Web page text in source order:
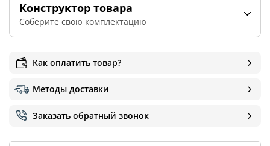
Конструктор товара
Соберите свою комплектацию
Рабочее давление , бар
7.5 10
Как оплатить товар?
Методы доставки
Заказать обратный звонок